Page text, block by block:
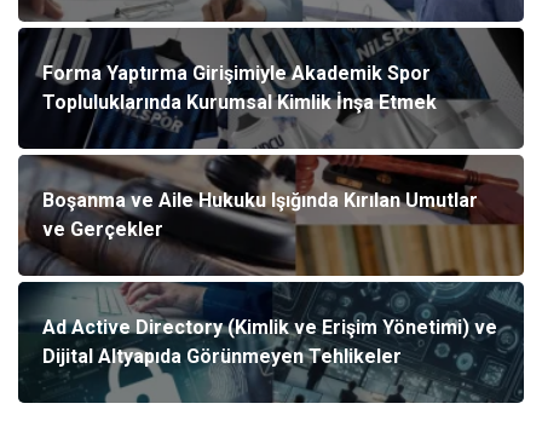
Forma Yaptırma Girişimiyle Akademik Spor
Topluluklarında Kurumsal Kimlik İnşa Etmek
Boşanma ve Aile Hukuku Işığında Kırılan Umutlar
ve Gerçekler
Ad Active Directory (Kimlik ve Erişim Yönetimi) ve
Dijital Altyapıda Görünmeyen Tehlikeler